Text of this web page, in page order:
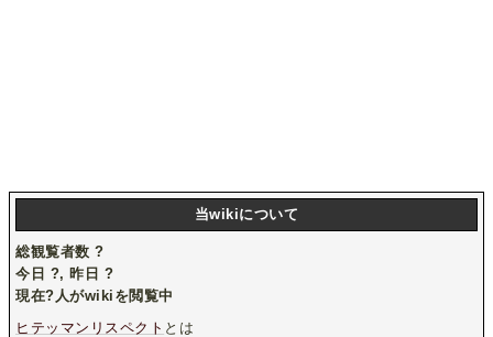
当wikiについて
総観覧者数?
今日 ?, 昨日 ?
現在? 人がwikiを閲覧中
ヒテッマンリスペクト とは